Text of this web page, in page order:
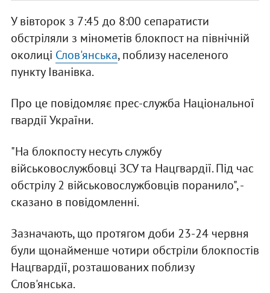
У вівторок з 7:45 до 8:00 сепаратисти
обстріляли з мінометів блокпост на північній
околиці Слов'янська, поблизу населеного
пункту Іванівка.
Про це повідомляє прес-служба Національної
гвардії України.
"На блокпосту несуть службу
військовослужбовці ЗСУ та Нацгвардії. Під час
обстрілу 2 військовослужбовців поранило", -
сказано в повідомленні.
Зазначають, що протягом доби 23-24 червня
були щонайменше чотири обстріли блокпостів
Нацгвардії, розташованих поблизу
Слов'янська.